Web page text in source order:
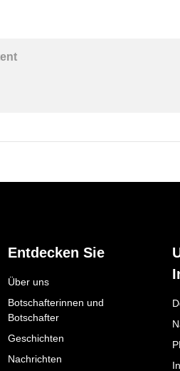
Entdecken Sie
Über uns
Botschafterinnen und
Botschafter
Geschichten
Nachrichten